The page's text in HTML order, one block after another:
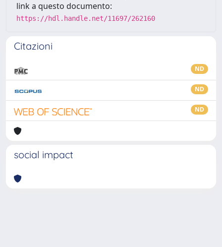
link a questo documento:
https://hdl.handle.net/11697/262160
Citazioni
ND
ND
ND
social impact